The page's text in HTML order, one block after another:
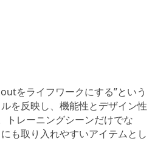
をライフワークにする”という
を反映し、機能性とデザイン性
トレーニングシーンだけでな
も取り入れやすいアイテムとし